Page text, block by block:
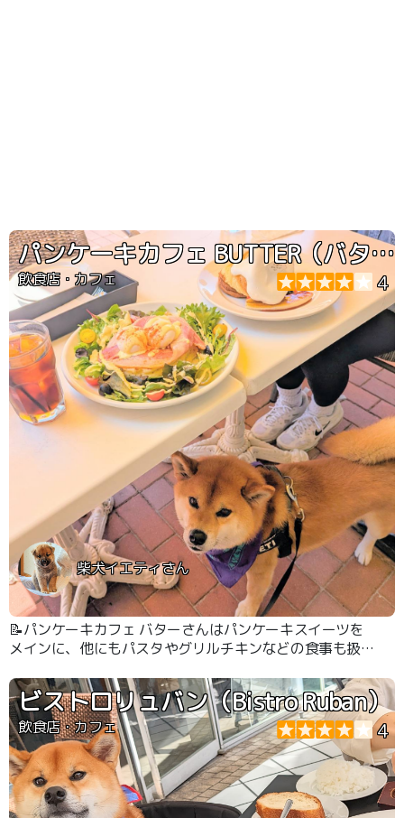
パンケーキカフェ BUTTER（バター）
飲食店・カフェ 4
柴犬イエティさん
📝パンケーキカフェ バターさんはパンケーキスイーツを
メインに、他にもパスタやグリルチキンなどの食事も扱っ
店舗に伺いました⚓️川に面したテラスでワンちゃんと一緒
に食事を楽しむことができます👍✨ #みなとみらい #パ
ンケーキ
ビストロリュバン（Bistro Ruban）
飲食店・カフェ 4